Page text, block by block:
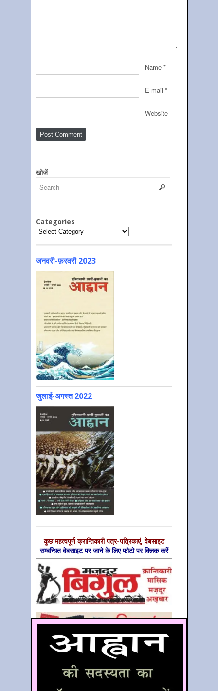
Name *
E-mail *
Website
खोजें
Categories
Categories
जनवरी-फ़रवरी 2023
जुलाई-अगस्त 2022
कुछ महत्‍वपूर्ण क्रान्तिकारी पत्र-पत्रिकाएं, वेबसाइट
सम्‍बन्धित वेबसाइट पर जाने के लिए फोटो पर क्लिक करें